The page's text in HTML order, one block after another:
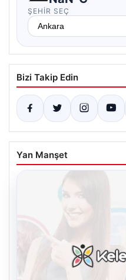
ŞEHIR SEÇ
Bizi Takip Edin
Yan Manşet